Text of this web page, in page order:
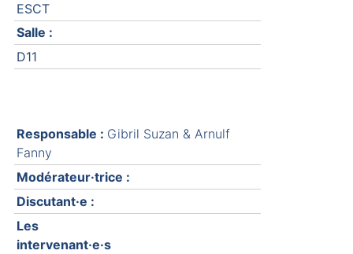
ESCT
Salle :
D11
Responsable : Gibril Suzan & Arnulf
Fanny
Modérateur·trice :
Discutant·e :
Les
intervenant·e·s